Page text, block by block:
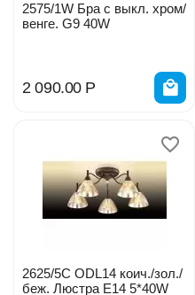
2575/1W Бра с выкл. хром/
венге. G9 40W
2 090.00 Р
2625/5C ODL14 коич./зол./
беж. Люстра Е14 5*40W